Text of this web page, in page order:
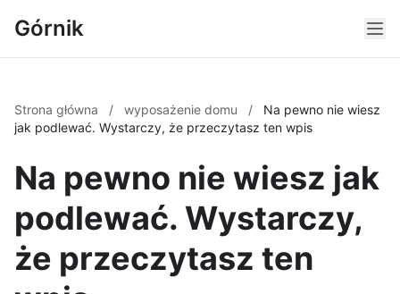
Górnik
Strona główna / wyposażenie domu /
Na pewno nie wiesz
jak podlewać. Wystarczy, że przeczytasz ten wpis
Na pewno nie wiesz jak
podlewać. Wystarczy,
że przeczytasz ten